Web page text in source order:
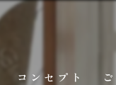
コンセプト